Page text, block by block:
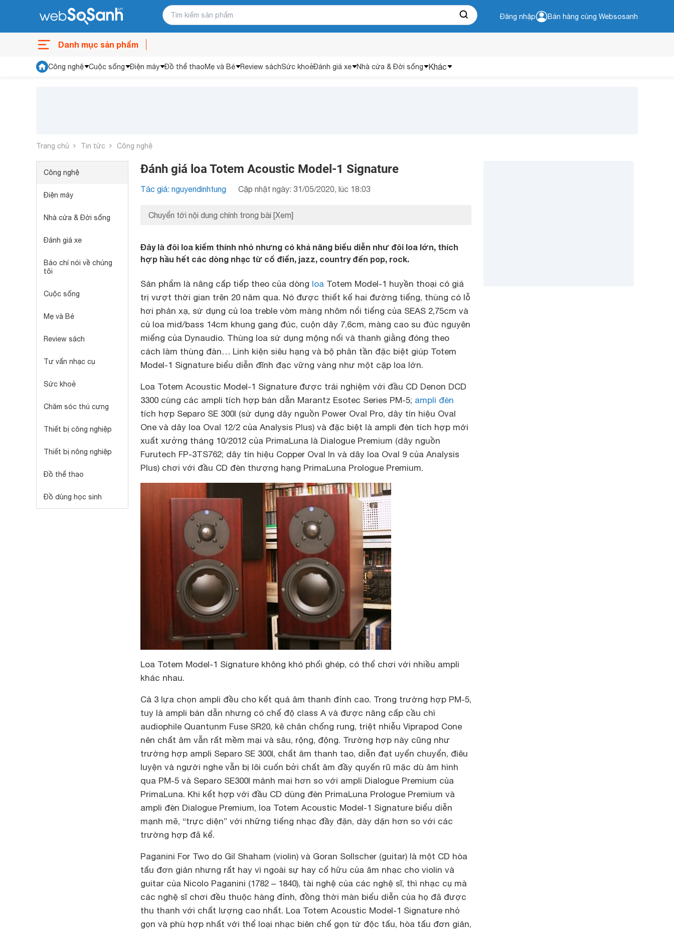
Đăng nhập Bán hàng cùng Websosanh
Danh mục sản phẩm
Công nghệ Cuộc sống Điện máy Đồ thể thaoMẹ và Bé Review sáchSức khoẻĐánh giá xe Nhà cửa & Đời sống Khác
Trang chủ Tin tức Công nghệ
Công nghệ
Điện máy
Nhà cửa & Đời sống
Đánh giá xe
Báo chí nói về chúng
tôi
Cuộc sống
Mẹ và Bé
Review sách
Tư vấn nhạc cụ
Sức khoẻ
Chăm sóc thú cưng
Thiết bị công nghiệp
Thiết bị nông nghiệp
Đồ thể thao
Đồ dùng học sinh
Đánh giá loa Totem Acoustic Model-1 Signature
Tác giả: nguyendinhtung Cập nhật ngày: 31/05/2020, lúc 18:03
Chuyển tới nội dung chính trong bài [Xem]
Đây là đôi loa kiểm thính nhỏ nhưng có khả năng biểu diễn như đôi loa lớn, thích
hợp hầu hết các dòng nhạc từ cổ điển, jazz, country đến pop, rock.
Sản phẩm là nâng cấp tiếp theo của dòng loa Totem Model-1 huyền thoại có giá
trị vượt thời gian trên 20 năm qua. Nó được thiết kế hai đường tiếng, thùng có lỗ
hơi phản xạ, sử dụng củ loa treble vòm màng nhôm nổi tiếng của SEAS 2,75cm và
củ loa mid/bass 14cm khung gang đúc, cuộn dây 7,6cm, màng cao su đúc nguyên
miếng của Dynaudio. Thùng loa sử dụng mộng nối và thanh giằng đóng theo
cách làm thùng đàn… Linh kiện siêu hạng và bộ phân tần đặc biệt giúp Totem
Model-1 Signature biểu diễn đĩnh đạc vững vàng như một cặp loa lớn.
Loa Totem Acoustic Model-1 Signature được trải nghiệm với đầu CD Denon DCD
3300 cùng các ampli tích hợp bán dẫn Marantz Esotec Series PM-5; ampli đèn
tích hợp Separo SE 300I (sử dụng dây nguồn Power Oval Pro, dây tín hiệu Oval
One và dây loa Oval 12/2 của Analysis Plus) và đặc biệt là ampli đèn tích hợp mới
xuất xưởng tháng 10/2012 của PrimaLuna là Dialogue Premium (dây nguồn
Furutech FP-3TS762; dây tín hiệu Copper Oval In và dây loa Oval 9 của Analysis
Plus) chơi với đầu CD đèn thượng hạng PrimaLuna Prologue Premium.
Loa Totem Model-1 Signature không khó phối ghép, có thể chơi với nhiều ampli
khác nhau.
Cả 3 lựa chọn ampli đều cho kết quả âm thanh đỉnh cao. Trong trường hợp PM-5,
tuy là ampli bán dẫn nhưng có chế độ class A và được nâng cấp cầu chì
audiophile Quantunm Fuse SR20, kê chân chống rung, triệt nhiễu Viprapod Cone
nên chất âm vẫn rất mềm mại và sâu, rộng, động. Trường hợp này cũng như
trường hợp ampli Separo SE 300I, chất âm thanh tao, diễn đạt uyển chuyển, điêu
luyện và người nghe vẫn bị lôi cuốn bởi chất âm đầy quyến rũ mặc dù âm hình
qua PM-5 và Separo SE300I mảnh mai hơn so với ampli Dialogue Premium của
PrimaLuna. Khi kết hợp với đầu CD dùng đèn PrimaLuna Prologue Premium và
ampli đèn Dialogue Premium, loa Totem Acoustic Model-1 Signature biểu diễn
mạnh mẽ, “trực diện” với những tiếng nhạc đầy đặn, dày dặn hơn so với các
trường hợp đã kể.
Paganini For Two do Gil Shaham (violin) và Goran Sollscher (guitar) là một CD hòa
tấu đơn giản nhưng rất hay vì ngoài sự hay cố hữu của âm nhạc cho violin và
guitar của Nicolo Paganini (1782 – 1840), tài nghệ của các nghệ sĩ, thì nhạc cụ mà
các nghệ sĩ chơi đều thuộc hàng đỉnh, đồng thời màn biểu diễn của họ đã được
thu thanh với chất lượng cao nhất. Loa Totem Acoustic Model-1 Signature nhỏ
gọn và phù hợp nhất với thể loại nhạc biên chế gọn từ độc tấu, hòa tấu đơn giản,